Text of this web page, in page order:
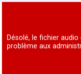
Désolé, le fichier
problème aux